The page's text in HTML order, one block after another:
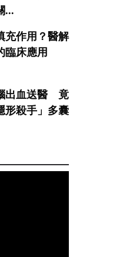
...
充作用？醫解
臨床應用
出血送醫 竟
形殺手」多囊